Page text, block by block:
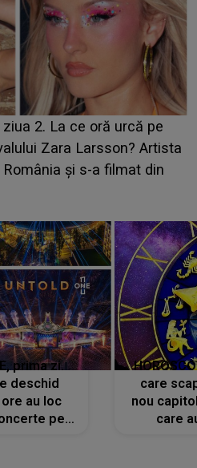
din "Casa Iubirii" l-a
CINE ESTE
Aflându-se în fața
IMEDIAT: "Am
prima zi.
deschid
au loc
pe
care
nou
care